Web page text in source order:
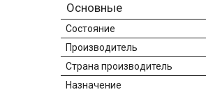
Основные
Состояние
Производитель
Страна производитель
Назначение